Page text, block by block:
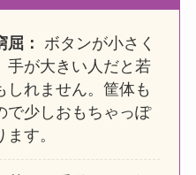
：
ボタンが小さく
手が大きい人だと若
しれません。筐体も
で少しおもちゃっぽ
す。